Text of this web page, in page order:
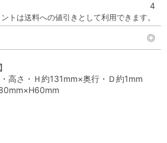
4
トは送料への値引きとして利用できます。
◎
高さ・Ｈ約131mm×奥行・Ｄ約1mm